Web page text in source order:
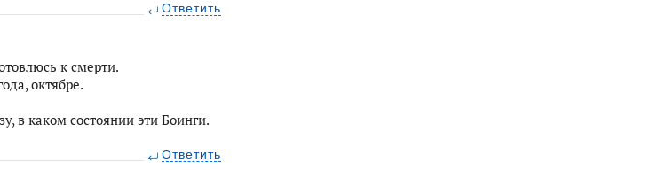
Ответить
к смерти.
октябре.
в каком состоянии эти Боинги.
Ответить